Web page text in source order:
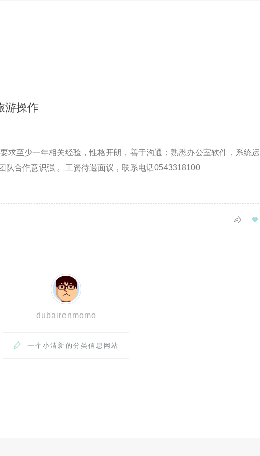
游操作
求至少一年相关经验，性格开朗，善于沟通；熟悉办公室软件，系统运
队合作意识强 。工资待遇面议，联系电话0543318100


dubairenmomo
 一个小清新的分类信息网站